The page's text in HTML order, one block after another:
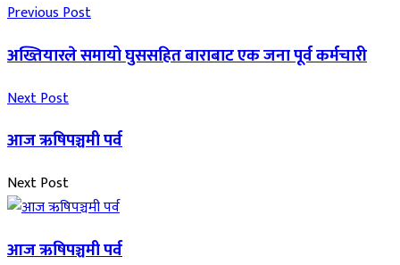
Previous Post
अख्तियारले समायो घुससहित बाराबाट एक जना पूर्व कर्मचारी
Next Post
आज ऋषिपञ्चमी पर्व
Next Post
आज ऋषिपञ्चमी पर्व